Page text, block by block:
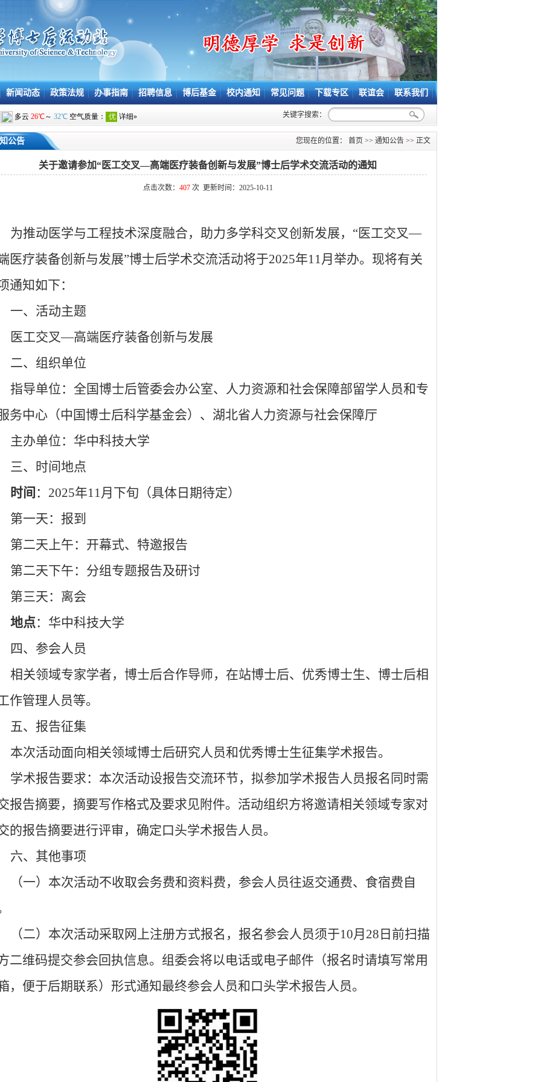
新闻动态 政策法规 办事指南 招聘信息 博后基金 校内通知 常见问题 下载专区 联谊会 联系我们
关键字搜索：
公告 您现在的位置： 首页 >> 通知公告 >> 正文
关于邀请参加“医工交叉—高端医疗装备创新与发展”博士后学术交流活动的通知
点击次数： 407次 更新时间：2025-10-11
为推动医学与工程技术深度融合，助力多学科交叉创新发展，“医工交叉—
医疗装备创新与发展”博士后学术交流活动将于2025年11月举办。现将有关
通知如下：
一、活动主题
医工交叉—高端医疗装备创新与发展
二、组织单位
指导单位：全国博士后管委会办公室、人力资源和社会保障部留学人员和专
务中心（中国博士后科学基金会）、 湖北省人力资源与社会保障厅
主办单位：华中科技大学
三、时间地点
时间 ： 2025年11月下旬（具体日期待定）
第一天：报到
第二天上午：开幕式、特邀报告
第二天下午：分组专题报告及研讨
第三天：离会
地点：华中科技大学
四、参会人员
相关领域专家学者，博士后合作导师，在站博士后、优秀博士生、博士后相
作管理人员等。
五、报告征集
本次活动面向相关领域博士后研究人员和优秀博士生征集学术报告。
学术报告要求： 本次活动设报告交流环节，拟参加学术报告人员报名同时需
报告摘要，摘要写作格式及要求见附件。活动组织方将邀请相关领域专家对
的报告摘要进行评审，确定口头学术报告人员。
六、其他事项
（一）本次活动不收取会务费和资料费，参会人员往返交通费、食宿费自
（二）本次活动采取网上注册方式报名，报名参会人员须于10月 28 日前扫描
二维码提交参会回执信息。 组委会将以电话或电子邮件（报名时请填写常用
，便于后期联系）形式通知最终参会人员和口头学术报告人员。